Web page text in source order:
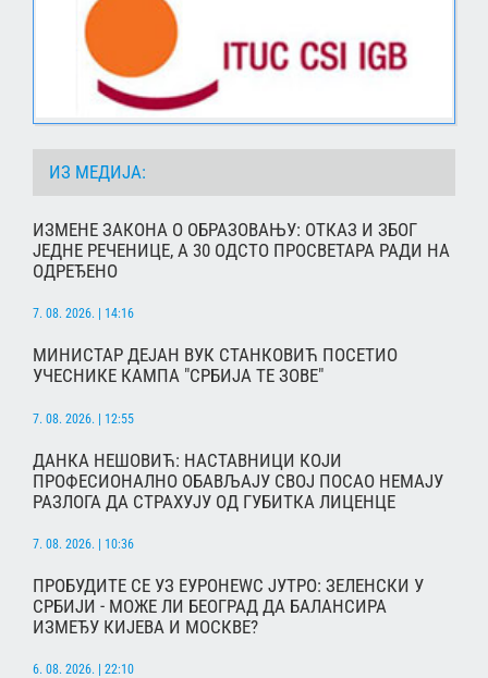
ИЗ МЕДИЈА:
ИЗМЕНЕ ЗАКОНА О ОБРАЗОВАЊУ: ОТКАЗ И ЗБОГ
ЈЕДНЕ РЕЧЕНИЦЕ, А 30 ОДСТО ПРОСВЕТАРА РАДИ НА
ОДРЕЂЕНО
7. 08. 2026. | 14:16
МИНИСТАР ДЕЈАН ВУК СТАНКОВИЋ ПОСЕТИО
УЧЕСНИКЕ КАМПА "СРБИЈА ТЕ ЗОВЕ"
7. 08. 2026. | 12:55
ДАНКА НЕШОВИЋ: НАСТАВНИЦИ КОЈИ
ПРОФЕСИОНАЛНО ОБАВЉАЈУ СВОЈ ПОСАО НЕМАЈУ
РАЗЛОГА ДА СТРАХУЈУ ОД ГУБИТКА ЛИЦЕНЦЕ
7. 08. 2026. | 10:36
ПРОБУДИТЕ СЕ УЗ ЕУРОНЕWС ЈУТРО: ЗЕЛЕНСКИ У
СРБИЈИ - МОЖЕ ЛИ БЕОГРАД ДА БАЛАНСИРА
ИЗМЕЂУ КИЈЕВА И МОСКВЕ?
6. 08. 2026. | 22:10